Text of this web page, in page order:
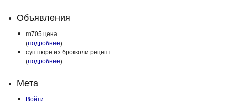
Объявления
m705 цена
(подробнее)
суп пюре из брокколи рецепт
(подробнее)
Мета
Войти